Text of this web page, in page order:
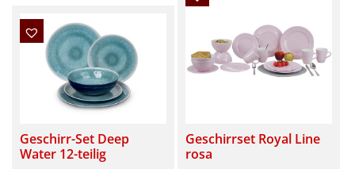
Geschirr-Set Deep
Water 12-teilig
Geschirrset Royal Line
rosa